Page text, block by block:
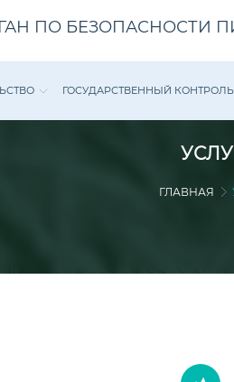
ПО БЕЗОПАСНОСТИ
ГОСУДАРСТВЕННЫЙ КОНТРОЛЬ
ГЛАВНАЯ